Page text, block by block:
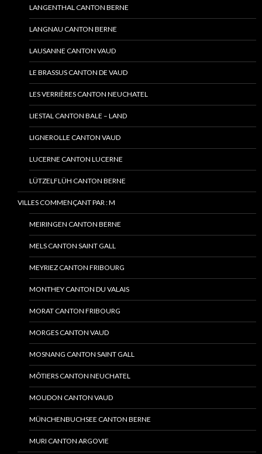
LANGENTHAL CANTON BERNE
LANGNAU CANTON BERNE
LAUSANNE CANTON VAUD
LE BRASSUS CANTON DE VAUD
LES VERRIÈRES CANTON NEUCHATEL
LIESTAL CANTON BALE – LAND
LIGNEROLLE CANTON VAUD
LUCERNE CANTON LUCERNE
LÜTZELFLÜH CANTON BERNE
VILLES COMMENÇANT PAR : M
MEIRINGEN CANTON BERNE
MELS CANTON SAINT GALL
MEYRIEZ CANTON FRIBOURG
MONTHEY CANTON DU VALAIS
MORAT CANTON FRIBOURG
MORGES CANTON VAUD
MOSNANG CANTON SAINT GALL
MÔTIERS CANTON NEUCHATEL
MOUDON CANTON VAUD
MÜNCHENBUCHSEE CANTON BERNE
MURI CANTON ARGOVIE